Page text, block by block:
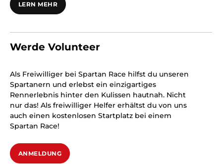
LERN MEHR
Werde Volunteer
Als Freiwilliger bei Spartan Race hilfst du unseren
Spartanern und erlebst ein einzigartiges
Rennerlebnis hinter den Kulissen hautnah. Nicht
nur das! Als freiwilliger Helfer erhältst du von uns
auch einen kostenlosen Startplatz bei einem
Spartan Race!
ANMELDUNG